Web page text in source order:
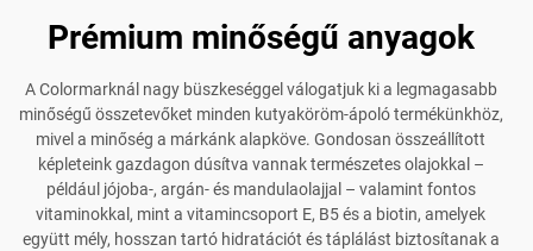
Prémium minőségű anyagok
A Colormarknál nagy büszkeséggel válogatjuk ki a legmagasabb
minőségű összetevőket minden kutyaköröm-ápoló termékünkhöz,
mivel a minőség a márkánk alapköve. Gondosan összeállított
képleteink gazdagon dúsítva vannak természetes olajokkal –
például jójoba-, argán- és mandulaolajjal – valamint fontos
vitaminokkal, mint a vitamincsoport E, B5 és a biotin, amelyek
együtt mély, hosszan tartó hidratációt és táplálást biztosítanak a